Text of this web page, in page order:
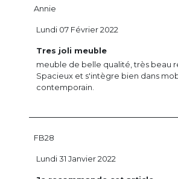
Annie
Tres joli meuble
meuble de belle qualité, très beau
Spacieux et s'intègre bien dans
contemporain.
Lundi 07 Février 2022
FB28
Lundi 31 Janvier 2022